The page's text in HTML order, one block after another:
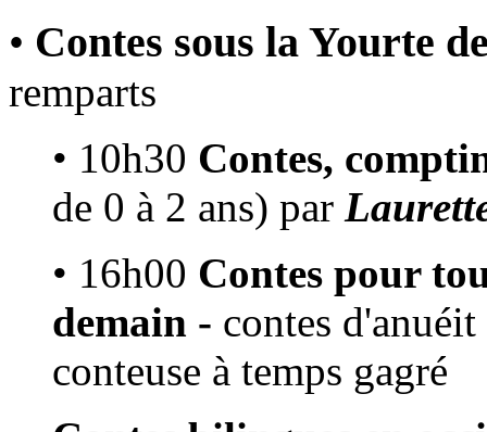
• Contes sous la Yourte
remparts
• 10h30 Contes,
de 0 à 2 ans) par
• 16h00 Contes pour
demain - contes d'anuéit
conteuse à temps gagré